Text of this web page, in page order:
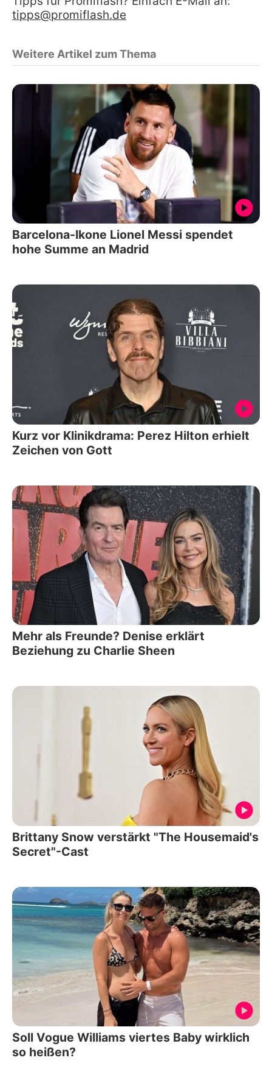
tipps@promiflash.de
Weitere Artikel zum Thema
Barcelona-Ikone Lionel Messi spendet
hohe Summe an Madrid
Kurz vor Klinikdrama: Perez Hilton erhielt
Zeichen von Gott
Mehr als Freunde? Denise erklärt
Beziehung zu Charlie Sheen
Brittany Snow verstärkt "The Housemaid's
Secret"-Cast
Soll Vogue Williams viertes Baby wirklich
so heißen?